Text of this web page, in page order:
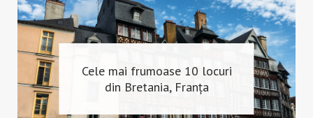
Cele mai frumoase 10 locuri
din Bretania, Franța